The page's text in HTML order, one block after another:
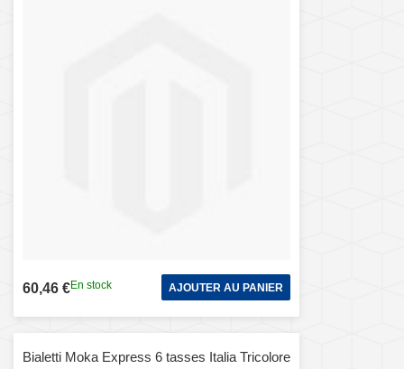
60,46 €En stock AJOUTER AU PANIER
Bialetti Moka Express 6 tasses Italia Tricolore